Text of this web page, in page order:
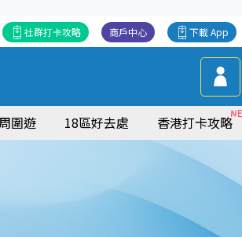
下載 App
商戶中心
社群打卡攻略
圍遊 18區好去處 香港打卡攻略